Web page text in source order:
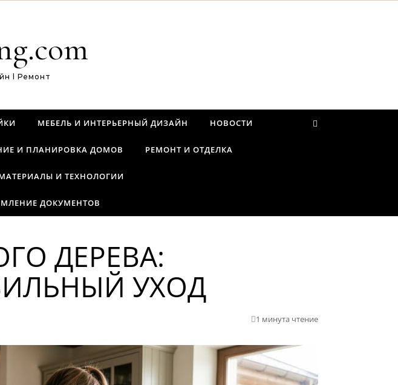
l Ремонт
МЕБЕЛЬ И ИНТЕРЬЕРНЫЙ ДИЗАЙН НОВОСТИ
И ПЛАНИРОВКА ДОМОВ РЕМОНТ И ОТДЕЛКА
И ТЕХНОЛОГИИ
ДОКУМЕНТОВ
ДЕРЕВА:
УХОД
1 минута чтение